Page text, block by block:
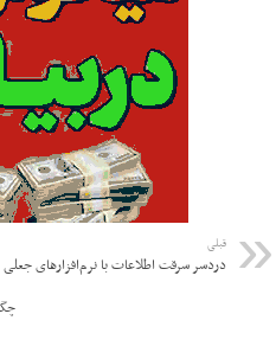
قبلی
دردسر سرقت اطلاعات با نرم‌افزارهای جعلی